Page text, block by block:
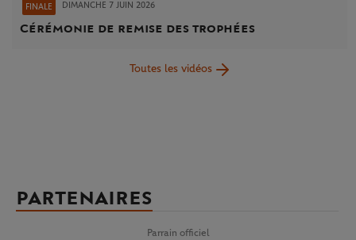
FINALE DIMANCHE 7 JUIN 2026
Cérémonie de remise des trophées
Toutes les vidéos
PARTENAIRES
Parrain officiel